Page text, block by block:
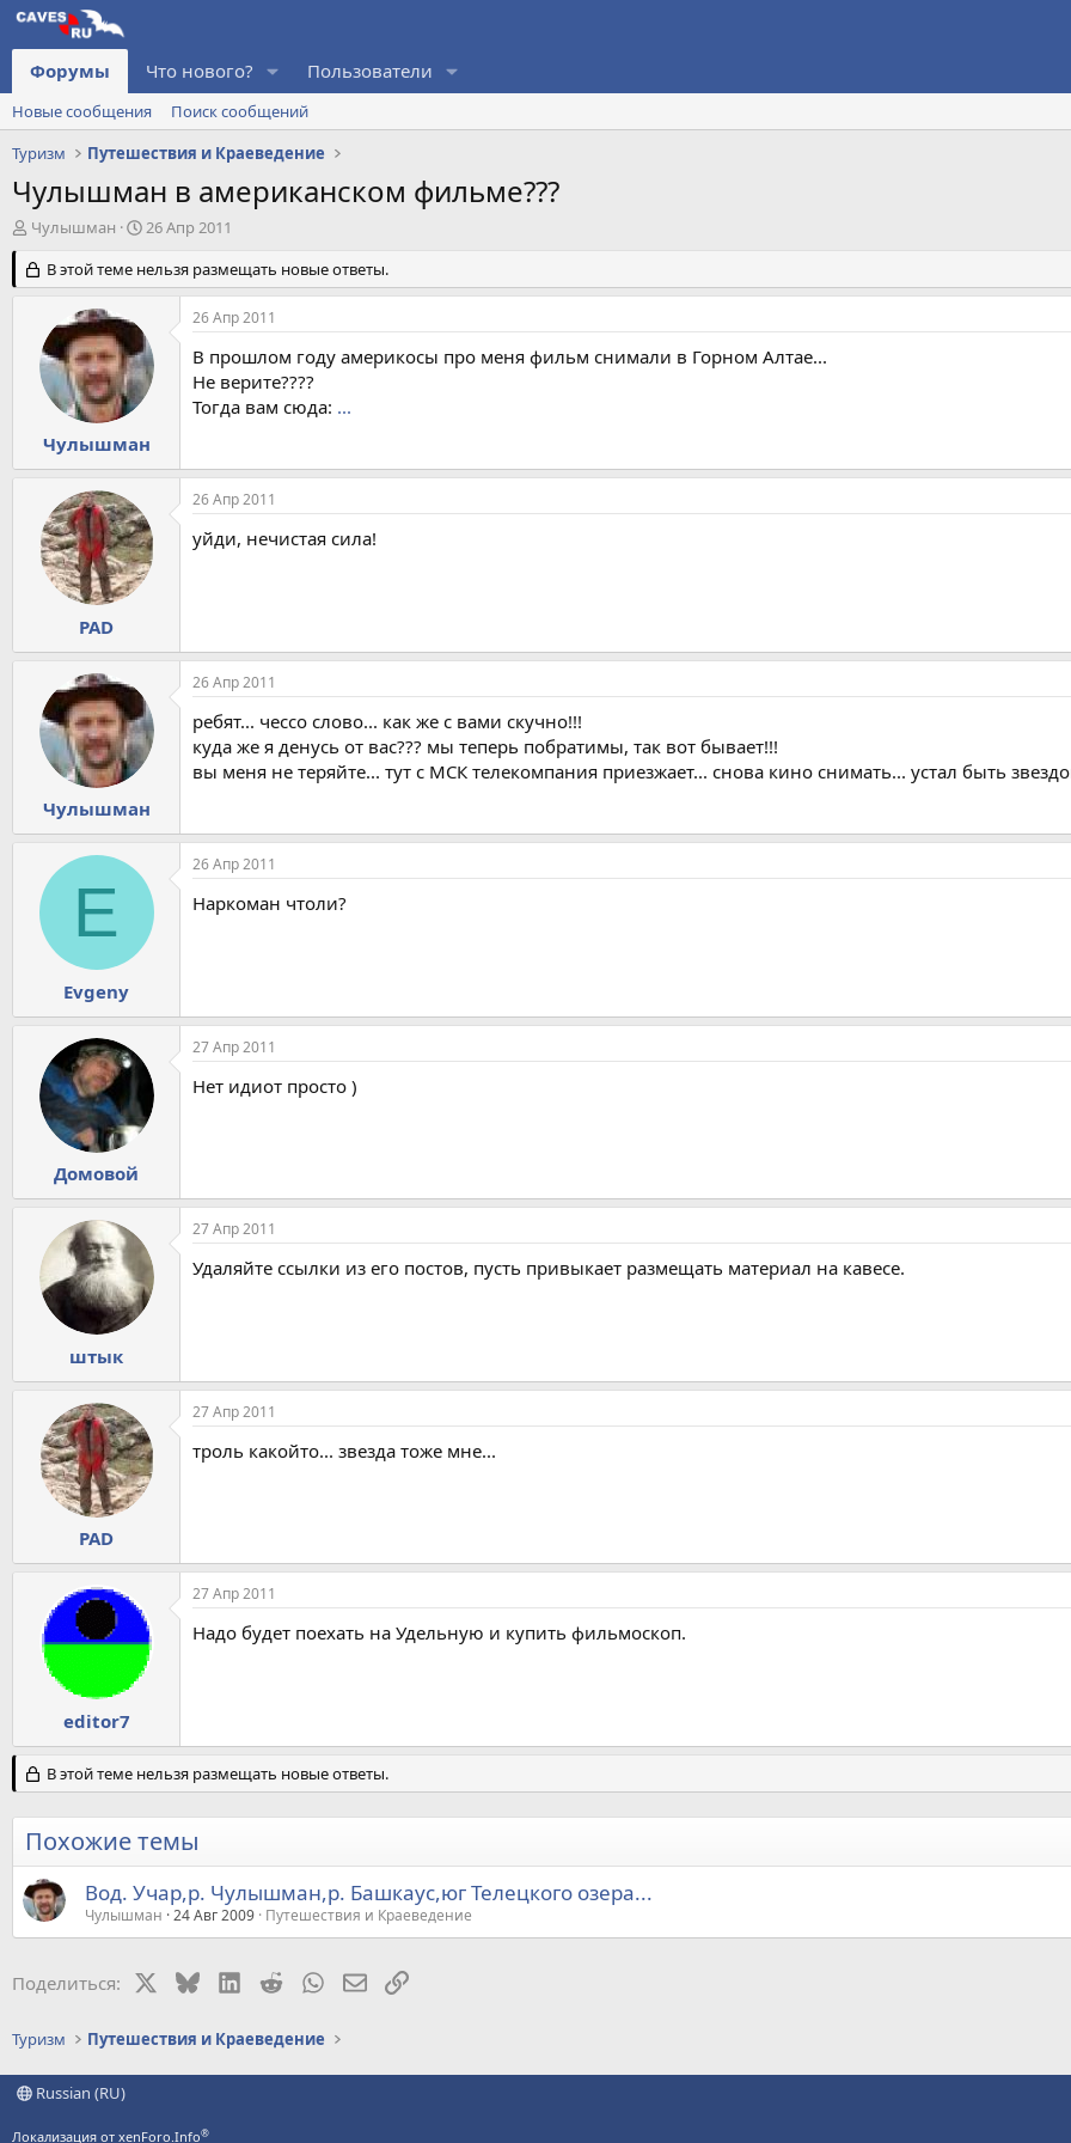
Форумы Что нового? Пользователи
Новые сообщения
Поиск сообщений
Туризм
Путешествия и Краеведение
Чулышман в американском фильме???
А
т
о
м
Чулышман
Д
т
а
а
ч
а
л
26 Апр 2011
В этой теме нельзя размещать новые ответы.
Чулышман
26 Апр 2011
В прошлом году америкосы про меня фильм снимали в Горном Алтае...
Не верите????
Тогда вам сюда: ...
PAD
26 Апр 2011
уйди, нечистая сила!
Чулышман
26 Апр 2011
ребят... чессо слово... как же с вами скучно!!!
куда же я денусь от вас??? мы теперь побратимы, так вот бывает!!!
вы меня не теряйте... тут с МСК телекомпания приезжает... снова кино снимать... устал быть
E
Evgeny
26 Апр 2011
Наркоман чтоли?
Домовой
27 Апр 2011
Нет идиот просто )
штык
27 Апр 2011
Удаляйте ссылки из его постов, пусть привыкает размещать материал на кавесе.
PAD
27 Апр 2011
троль какойто... звезда тоже мне...
editor7
27 Апр 2011
Надо будет поехать на Удельную и купить фильмоскоп.
В этой теме нельзя размещать новые ответы.
Похожие темы
Вод. Учар,р. Чулышман,р. Башкаус,юг Телецкого озера...
Чулышман 24 Авг 2009 Путешествия и Краеведение
Поделиться: BlueskyLinkedIn
Reddit WhatsApp
Электронная почта
Ссылка
Туризм Путешествия и Краеведение
Russian (RU)
Локализация от xenForo.Info®